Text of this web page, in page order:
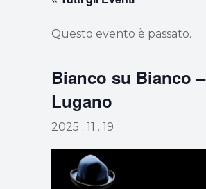
Questo evento è passato.
Bianco su Bianco –
Lugano
2025 . 11 . 19